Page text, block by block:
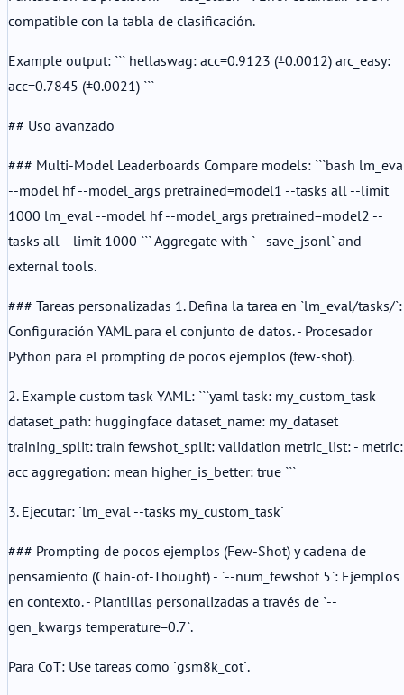
compatible con la tabla de clasificación.
Example output: ``` hellaswag: acc=0.9123 (±0.0012) arc_easy:
acc=0.7845 (±0.0021) ```
## Uso avanzado
### Multi-Model Leaderboards Compare models: ```bash
--model hf --model_args pretrained=model1 --tasks all --limit
1000 lm_eval --model hf --model_args pretrained=model2 --
tasks all --limit 1000 ``` Aggregate with `--save_jsonl` and
external tools.
### Tareas personalizadas 1. Defina la tarea en `lm_eval/tasks/
Configuración YAML para el conjunto de datos. - Procesador
Python para el prompting de pocos ejemplos (few-shot).
2. Example custom task YAML: ```yaml task: my_custom_task
dataset_path: huggingface dataset_name: my_dataset
training_split: train fewshot_split: validation metric_list: - metric:
acc aggregation: mean higher_is_better: true ```
3. Ejecutar: `lm_eval --tasks my_custom_task`
### Prompting de pocos ejemplos (Few-Shot) y cadena de
pensamiento (Chain-of-Thought) - `--num_fewshot 5`: Ejemplos
en contexto. - Plantillas personalizadas a través de `--
gen_kwargs temperature=0.7`.
Para CoT: Use tareas como `gsm8k_cot`.